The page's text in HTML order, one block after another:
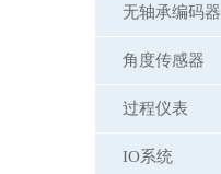
无轴承编码器
角度传感器
过程仪表
IO系统